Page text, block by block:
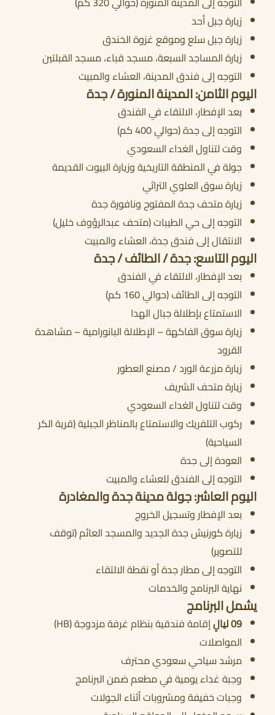
زيارة جبل أحد
زيارة جبل سلع وموقع غزوة الخندق
زيارة المساجد السبعة، مسجد قباء، مسجد القبلتين
التوجه إلى فندق المدينة، العشاء والمبيت
اليوم الثامن: المدينة المنورة / جدة
بعد الإفطار، الالتقاء في الفندق
التوجه إلى جدة (حوالي 400 كم)
وقت لتناول الغداء السعودي
جولة في المنطقة التاريخية وزيارة البيوت القديمة
زيارة سوق العلوي التراثي
زيارة متحف جدة المفتوح ونافورة جدة
التوجه إلى حي الطيبات (متحف عبدالرؤوف خليل)
الانتقال إلى فندق جدة، العشاء والمبيت
اليوم التاسع: جدة / الطائف / جدة
بعد الإفطار، الالتقاء في الفندق
التوجه إلى الطائف (حوالي 160 كم)
الاستمتاع بإطلالة جبال الهدا
زيارة سوق الفاكهة – الإطلالة البانورامية – مشاهدة
القرود
زيارة مزرعة الورد / مصنع العطور
زيارة متحف الشريف
وقت لتناول الغداء السعودي
ركوب التلفريك والاستمتاع بالمناظر الجبلية (قرية الكر
السياحية)
العودة إلى جدة
التوجه إلى الفندق للعشاء والمبيت
اليوم العاشر: جولة مدينة جدة والمغادرة
بعد الإفطار وتسجيل الخروج
زيارة كورنيش جدة الجديد والمسجد العائم (توقف
للتصوير)
التوجه إلى مطار جدة أو نقطة الالتقاء
نهاية البرنامج والخدمات
يشمل البرنامج
09 ليالٍ
إقامة فندقية بنظام غرفة مزدوجة (HB)
المواصلات
مرشد سياحي سعودي محترف
وجبة غداء يومية في مطعم ضمن البرنامج
وجبات خفيفة ومشروبات أثناء الجولات